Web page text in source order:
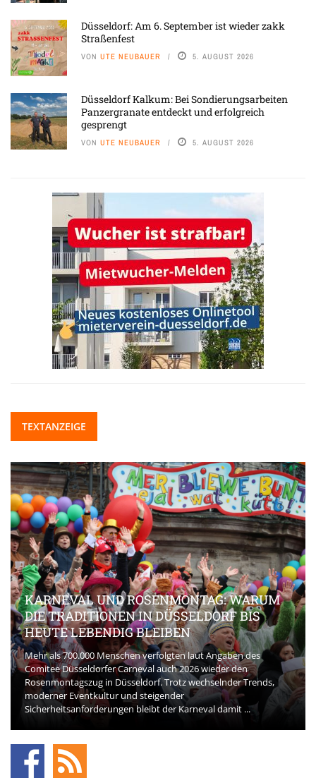
Düsseldorf: Am 6. September ist wieder zakk
Straßenfest
VON UTE NEUBAUER 5. AUGUST 2026
Düsseldorf Kalkum: Bei Sondierungsarbeiten
Panzergranate entdeckt und erfolgreich
gesprengt
VON UTE NEUBAUER 5. AUGUST 2026
TEXTANZEIGE
KARNEVAL UND ROSENMONTAG: WARUM
DIE TRADITIONEN IN DÜSSELDORF BIS
HEUTE LEBENDIG BLEIBEN
Mehr als 700.000 Menschen verfolgten laut Angaben des
Comitee Düsseldorfer Carneval auch 2026 wieder den
Rosenmontagszug in Düsseldorf. Trotz wechselnder Trends,
moderner Eventkultur und steigender
Sicherheitsanforderungen bleibt der Karneval damit ...